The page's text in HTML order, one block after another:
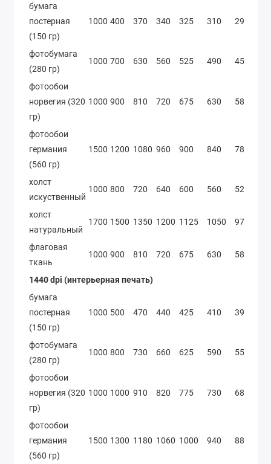
бумага
постерная
(150 гр)
1000 400 370 340 325 310 295
фотобумага
(280 гр)
1000 700 630 560 525 490 455
фотообои
норвегия (320
гр)
1000 900 810 720 675 630 585
фотообои
германия
(560 гр)
1500 1200 1080 960 900 840 780
холст
искуственный
1000 800 720 640 600 560 520
холст
натуральный
1700 1500 1350 1200 1125 1050 975
флаговая
ткань
1000 900 810 720 675 630 585
1440 dpi (интерьерная печать)
бумага
постерная
(150 гр)
1000 500 470 440 425 410 395
фотобумага
(280 гр)
1000 800 730 660 625 590 555
фотообои
норвегия (320
гр)
1000 1000 910 820 775 730 685
фотообои
германия
(560 гр)
1500 1300 1180 1060 1000 940 880